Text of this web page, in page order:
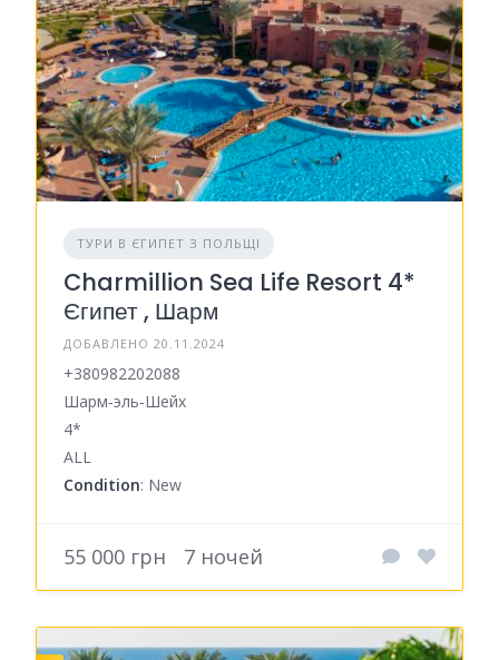
ТУРИ В ЄГИПЕТ З ПОЛЬЩІ
Charmillion Sea Life Resort 4*
Єгипет , Шарм
ДОБАВЛЕНО 20.11.2024
+380982202088
Шарм‑эль‑Шейх
4*
ALL
Condition: New
55 000 грн 7 ночей